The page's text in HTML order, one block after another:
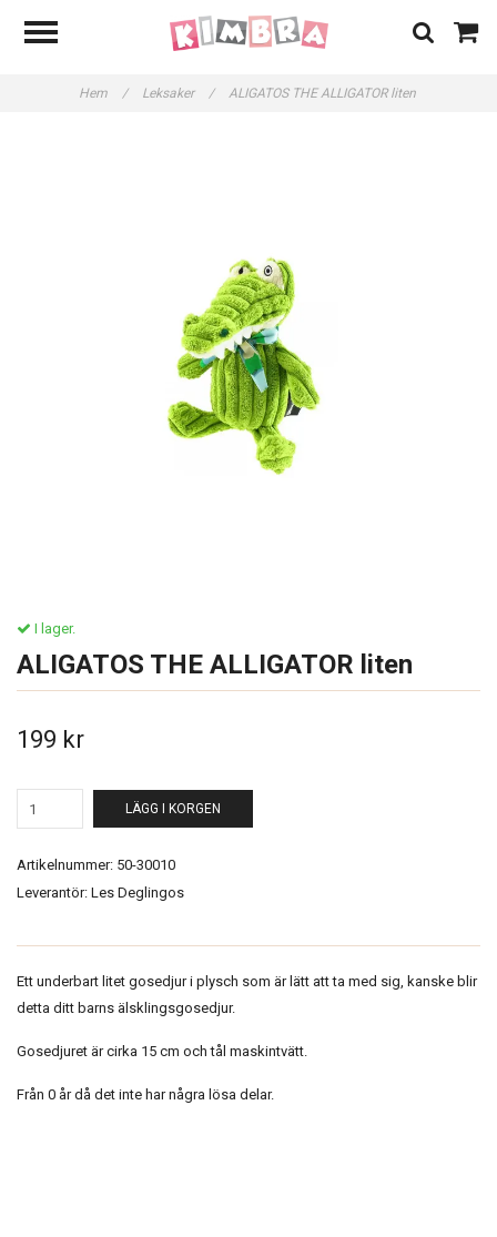
Hem / Leksaker / ALIGATOS THE ALLIGATOR liten
I lager.
ALIGATOS THE ALLIGATOR liten
199 kr
LÄGG I KORGEN
Artikelnummer: 50-30010
Leverantör: Les Deglingos
Ett underbart litet gosedjur i plysch som är lätt att ta med sig, kanske blir
detta ditt barns älsklingsgosedjur.
Gosedjuret är cirka 15 cm och tål maskintvätt.
Från 0 år då det inte har några lösa delar.